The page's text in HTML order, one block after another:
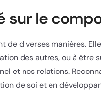
sur le
de diverses manières.
des autres, ou à être
et nos relations.
de soi et en